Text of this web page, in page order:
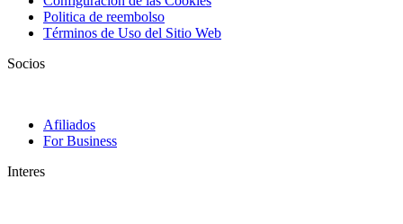
Politica de reembolso
Términos de Uso del Sitio Web
Socios
Afiliados
For Business
Interes